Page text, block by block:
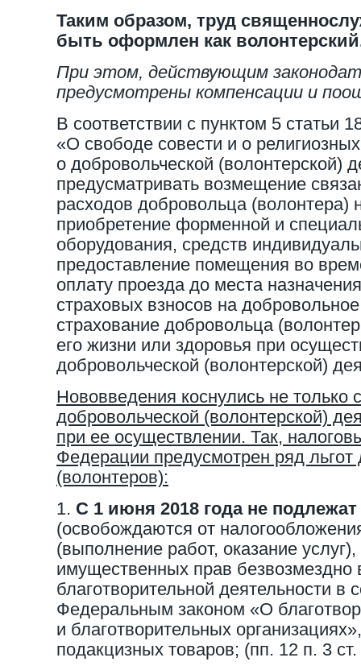
Таким образом, труд
быть оформлен как
При этом, действующим
предусмотрены компенсации и
В соответствии с пунктом 5 статьи
«О свободе совести и о
о добровольческой (волонтерской)
предусматривать возмещение
расходов добровольца (волонтера)
приобретение форменной и
оборудования, средств
предоставление помещения во
оплату проезда до места
страховых взносов на
страхование добровольца
его жизни или здоровья при
добровольческой (волонтерской)
Нововведения коснулись не только
добровольческой (волонтерской)
при ее осуществлении. Так,
Федерации предусмотрен ряд
(волонтеров):
1. С 1 июня 2018 года не
(освобождаются от
(выполнение работ, оказание
имущественных прав безвозмездно
благотворительной деятельности в
Федеральным законом «О
и благотворительных
подакцизных товаров; (пп. 12 п. 3